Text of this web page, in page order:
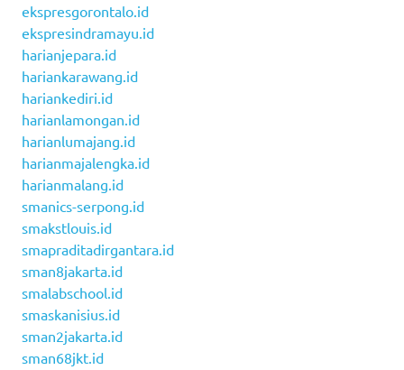
ekspresgorontalo.id
ekspresindramayu.id
harianjepara.id
hariankarawang.id
hariankediri.id
harianlamongan.id
harianlumajang.id
harianmajalengka.id
harianmalang.id
smanics-serpong.id
smakstlouis.id
smapraditadirgantara.id
sman8jakarta.id
smalabschool.id
smaskanisius.id
sman2jakarta.id
sman68jkt.id